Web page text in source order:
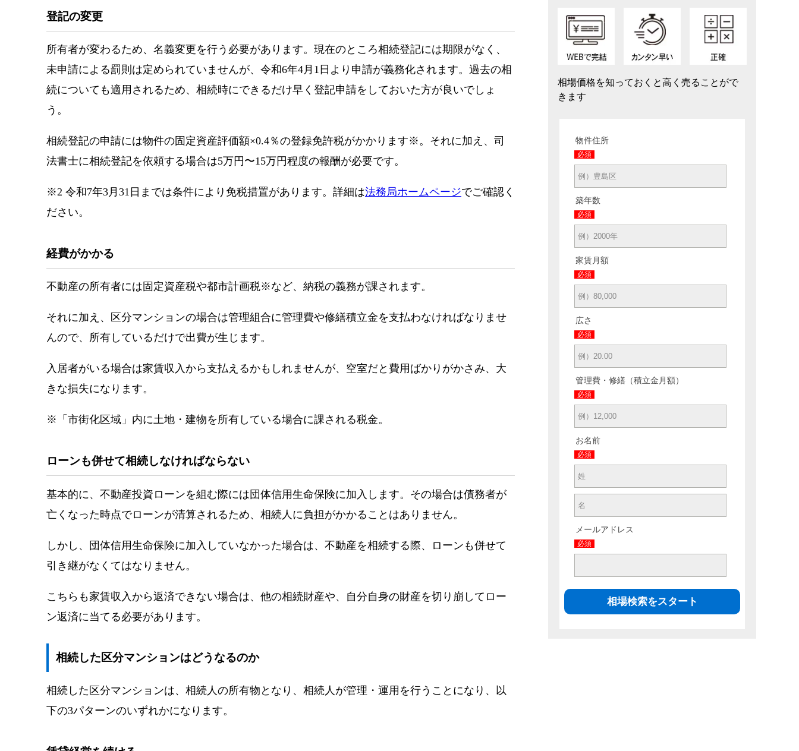
登記の変更
所有者が変わるため、名義変更を行う必要があります。現在のところ相続登記には期限がなく、
未申請による罰則は定められていませんが、令和6年4月1日より申請が義務化されます。過去の相
続についても適用されるため、相続時にできるだけ早く登記申請をしておいた方が良いでしょ
う。
相続登記の申請には物件の固定資産評価額×0.4％の登録免許税がかかります※。それに加え、司
法書士に相続登記を依頼する場合は5万円〜15万円程度の報酬が必要です。
※2 令和7年3月31日までは条件により免税措置があります。詳細は法務局ホームページでご確認く
ださい。
経費がかかる
不動産の所有者には固定資産税や都市計画税※など、納税の義務が課されます。
それに加え、区分マンションの場合は管理組合に管理費や修繕積立金を支払わなければなりませ
んので、所有しているだけで出費が生じます。
入居者がいる場合は家賃収入から支払えるかもしれませんが、空室だと費用ばかりがかさみ、大
きな損失になります。
※「市街化区域」内に土地・建物を所有している場合に課される税金。
ローンも併せて相続しなければならない
基本的に、不動産投資ローンを組む際には団体信用生命保険に加入します。その場合は債務者が
亡くなった時点でローンが清算されるため、相続人に負担がかかることはありません。
しかし、団体信用生命保険に加入していなかった場合は、不動産を相続する際、ローンも併せて
引き継がなくてはなりません。
こちらも家賃収入から返済できない場合は、他の相続財産や、自分自身の財産を切り崩してロー
ン返済に当てる必要があります。
相続した区分マンションはどうなるのか
相続した区分マンションは、相続人の所有物となり、相続人が管理・運用を行うことになり、以
下の3パターンのいずれかになります。
相場価格を知っておくと高く売ることがで
きます
物件住所
必須
築年数
必須
家賃月額
必須
広さ
必須
管理費・修繕（積立金月額）
必須
お名前
必須
メールアドレス
必須